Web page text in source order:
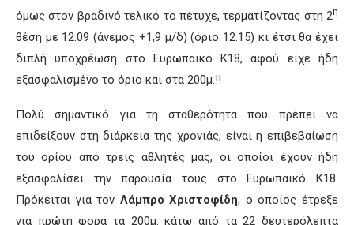
όμως στον βραδινό τελικό το πέτυχε, τερματίζοντας στη 2η
θέση με 12.09 (άνεμος +1,9 μ/δ) (όριο 12.15) κι έτσι θα έχει
διπλή υποχρέωση στο Ευρωπαϊκό Κ18, αφού είχε ήδη
εξασφαλισμένο το όριο και στα 200μ.!!
Πολύ σημαντικό για τη σταθερότητα που πρέπει να
επιδείξουν στη διάρκεια της χρονιάς, είναι η επιβεβαίωση
του ορίου από τρεις αθλητές μας, οι οποίοι έχουν ήδη
εξασφαλίσει την παρουσία τους στο Ευρωπαϊκό Κ18.
Πρόκειται για τον Λάμπρο Χριστοφίδη, ο οποίος έτρεξε
για πρώτη φορά τα 200μ. κάτω από τα 22 δευτερόλεπτα